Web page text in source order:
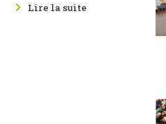
Lire la suite